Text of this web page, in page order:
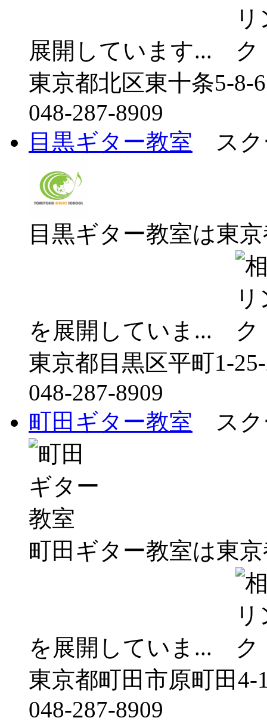
展開しています...
東京都北区東十条5-8-6
048-287-8909
目黒ギター教室 スク
目黒ギター教室は東
を展開していま...
東京都目黒区平町1-
048-287-8909
町田ギター教室 スク
町田ギター教室は東
を展開していま...
東京都町田市原町田4-
048-287-8909